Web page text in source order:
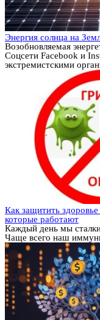
Энергия солнца на
Возобновляемая
Соцсети Facebook и
экстремистскими
Как защитить
которые работают
Каждый день мы
Чаще всего наш